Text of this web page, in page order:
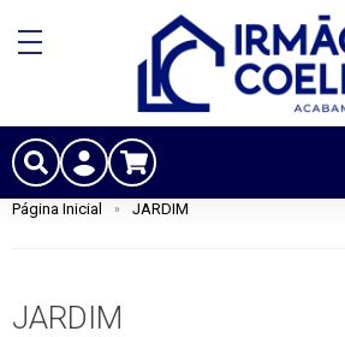
Página Inicial JARDIM
JARDIM